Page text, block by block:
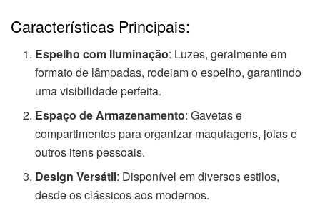
Características Principais:
Espelho com Iluminação: Luzes, geralmente em
formato de lâmpadas, rodeiam o espelho, garantindo
uma visibilidade perfeita.
Espaço de Armazenamento: Gavetas e
compartimentos para organizar maquiagens, joias e
outros itens pessoais.
Design Versátil: Disponível em diversos estilos,
desde os clássicos aos modernos.